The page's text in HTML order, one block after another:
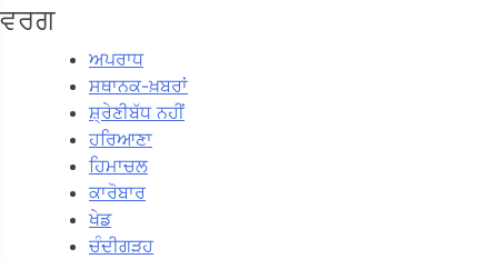
ਵਰਗ
ਅਪਰਾਧ
ਸਥਾਨਕ-ਖ਼ਬਰਾਂ
ਸ਼੍ਰੇਣੀਬੱਧ ਨਹੀਂ
ਹਰਿਆਣਾ
ਹਿਮਾਚਲ
ਕਾਰੋਬਾਰ
ਖੇਡ
ਚੰਦੀਗੜਹ